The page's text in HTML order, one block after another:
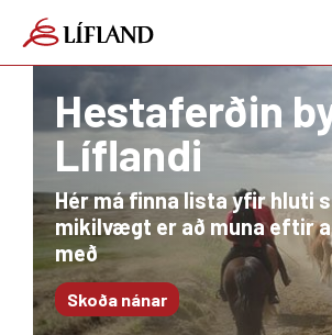
Karfan þín
Karfan er tóm.
Hestaferðin
Líflandi
Hér má finna lista yfir hluti
mikilvægt er að muna eftir
með
Skoða nánar